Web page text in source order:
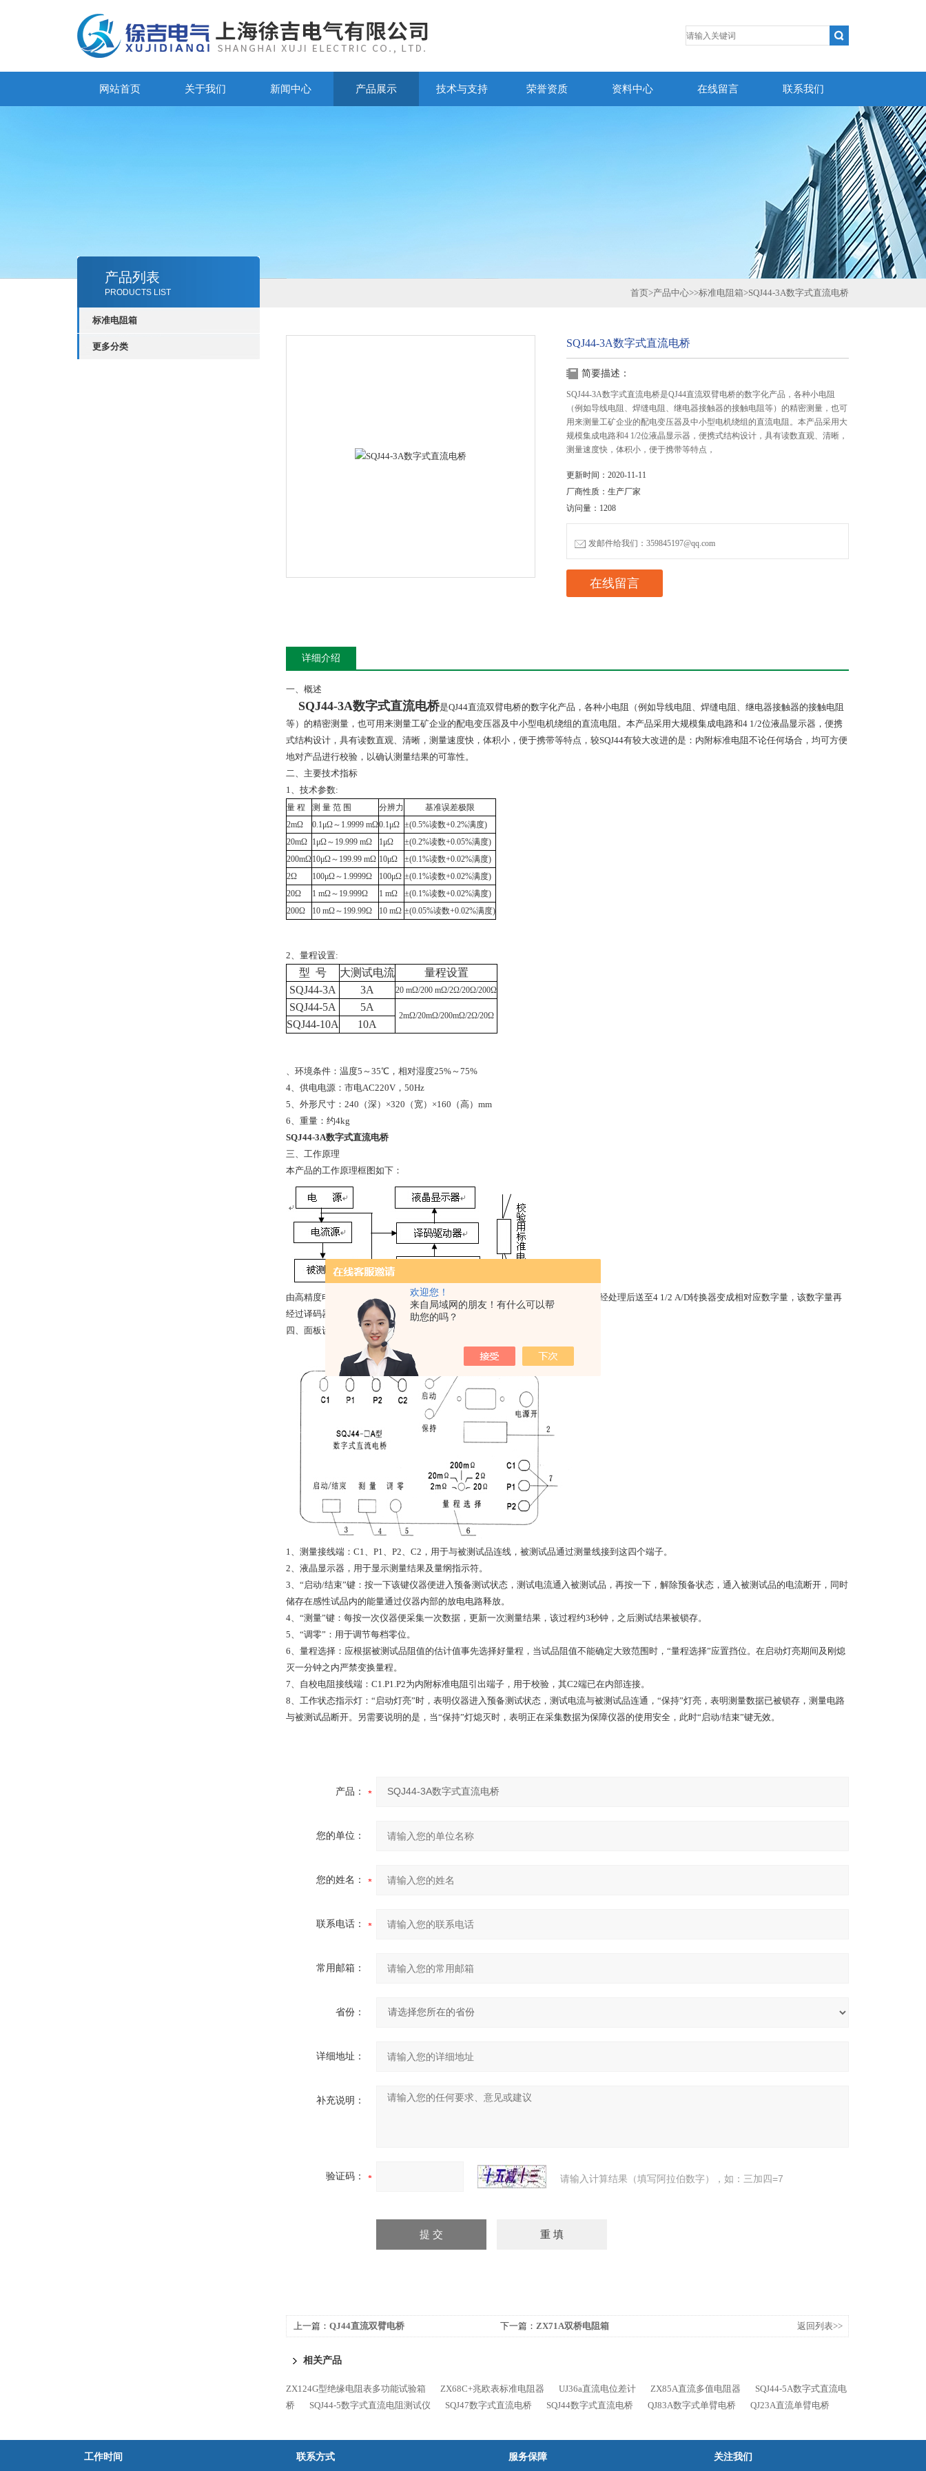
欢迎您！
来自局域网的朋友！有什么可以帮
助您的吗？
网站首页 关于我们 新闻中心 产品展示 技术与支持 荣誉资质 资料中心 在线留言 联系我们
产品列表
PRODUCTS LIST
标准电阻箱
更多分类
首页>产品中心>>标准电阻箱>SQJ44-3A数字式直流电桥
SQJ44-3A数字式直流电桥
简要描述：
SQJ44-3A数字式直流电桥是QJ44直流双臂电桥的数字化产品，各种小电阻
（例如导线电阻、焊缝电阻、继电器接触器的接触电阻等）的精密测量，也可
用来测量工矿企业的配电变压器及中小型电机绕组的直流电阻。本产品采用大
规模集成电路和4 1/2位液晶显示器，便携式结构设计，具有读数直观、清晰，
测量速度快，体积小，便于携带等特点，
更新时间：2020-11-11
厂商性质：生产厂家
访问量：1208
发邮件给我们：359845197@qq.com
在线留言
详细介绍
一、概述
SQJ44-3A数字式直流电桥是QJ44直流双臂电桥的数字化产品，各种小电阻（例如导线电阻、焊缝电阻、继电器接触器的接触电阻
等）的精密测量，也可用来测量工矿企业的配电变压器及中小型电机绕组的直流电阻。本产品采用大规模集成电路和4 1/2位液晶显示器，便携
式结构设计，具有读数直观、清晰，测量速度快，体积小，便于携带等特点，较SQJ44有较大改进的是：内附标准电阻不论任何场合，均可方便
地对产品进行校验，以确认测量结果的可靠性。
二、主要技术指标
1、技术参数:
量 程 测 量 范 围 分辨力
基准误差极限
2mΩ 0.1μΩ～1.9999 mΩ0.1μΩ ±(0.5%读数+0.2%满度)
20mΩ 1μΩ～19.999 mΩ 1μΩ ±(0.2%读数+0.05%满度)
200mΩ10μΩ～199.99 mΩ 10μΩ ±(0.1%读数+0.02%满度)
2Ω 100μΩ～1.9999Ω 100μΩ ±(0.1%读数+0.02%满度)
20Ω 1 mΩ～19.999Ω 1 mΩ ±(0.1%读数+0.02%满度)
200Ω 10 mΩ～199.99Ω 10 mΩ ±(0.05%读数+0.02%满度)
2、量程设置:
型 号 大测试电流
量程设置
SQJ44-3A
3A 20 mΩ/200 mΩ/2Ω/20Ω/200Ω
SQJ44-5A 5A
2mΩ/20mΩ/200mΩ/2Ω/20Ω
SQJ44-10A 10A
、环境条件：温度5～35℃，相对湿度25%～75%
4、供电电源：市电AC220V，50Hz
5、外形尺寸：240（深）×320（宽）×160（高）mm
6、重量：约4kg
SQJ44-3A数字式直流电桥
三、工作原理
本产品的工作原理框图如下：
由高精度电流源产生一稳定的直流电流流经被测试品在试品两端产生的直流电压经处理后送至4 1/2 A/D转换器变成相对应数字量，该数字量再
经过译码器转变成七段码，驱动液晶显示器显示相应的电阻值。
四、面板设置及用途
1、测量接线端：C1、P1、P2、C2，用于与被测试品连线，被测试品通过测量线接到这四个端子。
2、液晶显示器，用于显示测量结果及量纲指示符。
3、“启动/结束”键：按一下该键仪器便进入预备测试状态，测试电流通入被测试品，再按一下，解除预备状态，通入被测试品的电流断开，同时
储存在感性试品内的能量通过仪器内部的放电电路释放。
4、“测量”键：每按一次仪器便采集一次数据，更新一次测量结果，该过程约3秒钟，之后测试结果被锁存。
5、“调零”：用于调节每档零位。
6、量程选择：应根据被测试品阻值的估计值事先选择好量程，当试品阻值不能确定大致范围时，“量程选择”应置挡位。在启动灯亮期间及刚熄
灭一分钟之内严禁变换量程。
7、自校电阻接线端：C1.P1.P2为内附标准电阻引出端子，用于校验，其C2端已在内部连接。
8、工作状态指示灯：“启动灯亮”时，表明仪器进入预备测试状态，测试电流与被测试品连通，“保持”灯亮，表明测量数据已被锁存，测量电路
与被测试品断开。另需要说明的是，当“保持”灯熄灭时，表明正在采集数据为保障仪器的使用安全，此时“启动/结束”键无效。
产品：
您的单位：
您的姓名：
联系电话：
常用邮箱：
省份：
详细地址：
补充说明：
验证码： 请输入计算结果（填写阿拉伯数字），如：三加四=7
上一篇： QJ44直流双臂电桥 下一篇： ZX71A双桥电阻箱 返回列表>>
相关产品
ZX124G型绝缘电阻表多功能试验箱 ZX68C+兆欧表标准电阻器 UJ36a直流电位差计 ZX85A直流多值电阻器
SQJ44-5A数字式直流电
桥
SQJ44-5数字式直流电阻测试仪 SQJ47数字式直流电桥 SQJ44数字式直流电桥 QJ83A数字式单臂电桥 QJ23A直流单臂电桥
工作时间 联系方式 服务保障 关注我们